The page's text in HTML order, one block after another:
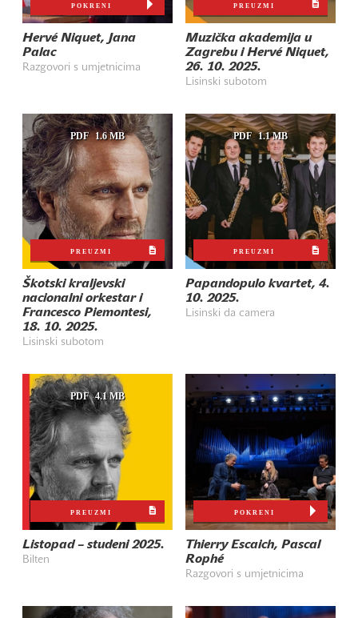
POKRENI
Hervé Niquet, Jana
Palac
Razgovori s umjetnicima
PREUZMI
Muzička akademija u
Zagrebu i Hervé Niquet,
26. 10. 2025.
Lisinski subotom
PDF 1.6 MB
PREUZMI
Škotski kraljevski
nacionalni orkestar i
Francesco Piemontesi,
18. 10. 2025.
Lisinski subotom
PDF 1.1 MB
PREUZMI
Papandopulo kvartet, 4.
10. 2025.
Lisinski da camera
PDF 4.1 MB
PREUZMI
Listopad – studeni 2025.
Bilten
POKRENI
Thierry Escaich, Pascal
Rophé
Razgovori s umjetnicima